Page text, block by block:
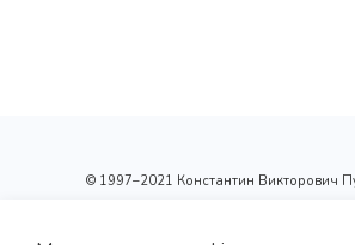
© 1997–2021 Константин Викторович
выдана Департаментом здравоохранения